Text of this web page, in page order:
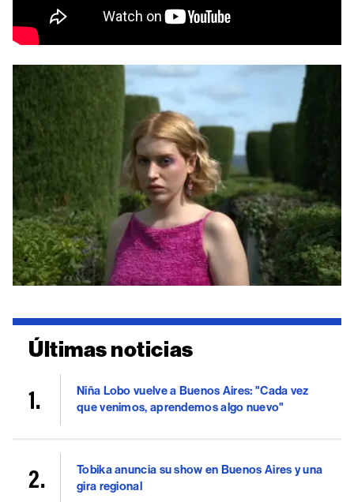
Últimas noticias
Niña Lobo vuelve a Buenos Aires: "Cada vez
que venimos, aprendemos algo nuevo"
Tobika anuncia su show en Buenos Aires y una
gira regional